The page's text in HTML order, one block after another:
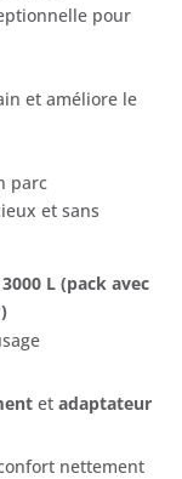
pour
et améliore le
parc
et sans
L (pack avec
et adaptateur
nettement